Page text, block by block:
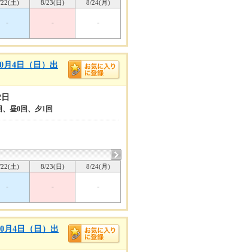
土) 8/23(日) 8/24(月)
- - -
月4日（日）出
、昼0回、夕1回
土) 8/23(日) 8/24(月)
- - -
月4日（日）出